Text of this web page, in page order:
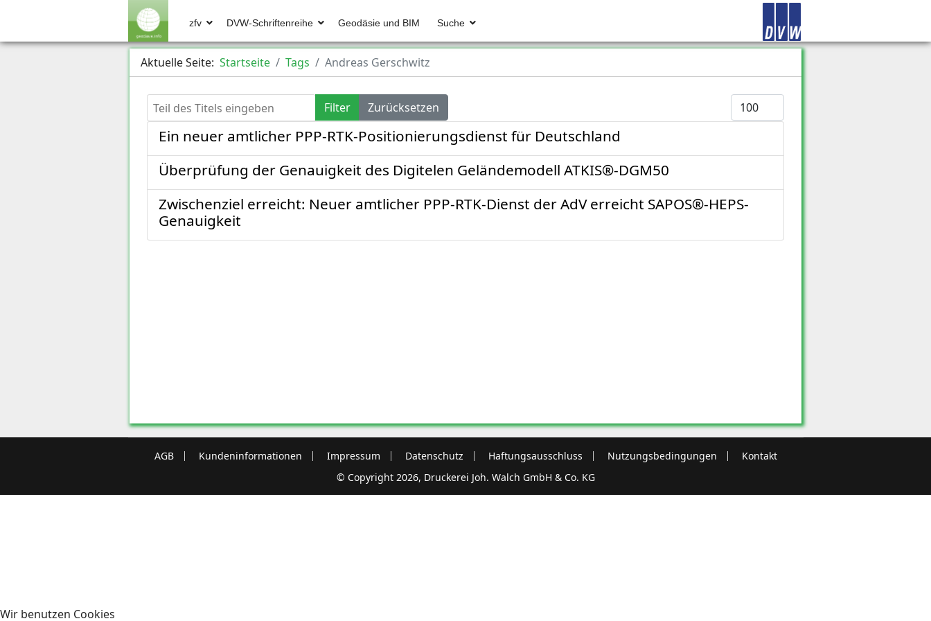
zfv DVW-Schriftenreihe Geodäsie und BIM Suche
Aktuelle Seite: Startseite Tags Andreas Gerschwitz
Teil des Titels eingeben Filter Zurücksetzen Anzeige #
Ein neuer amtlicher PPP-RTK-Positionierungsdienst für Deutschland
Überprüfung der Genauigkeit des Digitelen Geländemodell ATKIS®-DGM50
Zwischenziel erreicht: Neuer amtlicher PPP-RTK-Dienst der AdV erreicht SAPOS®-HEPS-
Genauigkeit
AGB Kundeninformationen Impressum Datenschutz Haftungsausschluss Nutzungsbedingungen
Kontakt
© Copyright 2026, Druckerei Joh. Walch GmbH & Co. KG
Wir benutzen Cookies